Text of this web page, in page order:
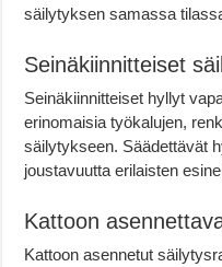
säilytyksen samassa
Seinäkiinnitteiset
Seinäkiinnitteiset hyllyt
erinomaisia työkalujen,
säilytykseen. Säädettävät
joustavuutta erilaisten
Kattoon
Kattoon asennetut